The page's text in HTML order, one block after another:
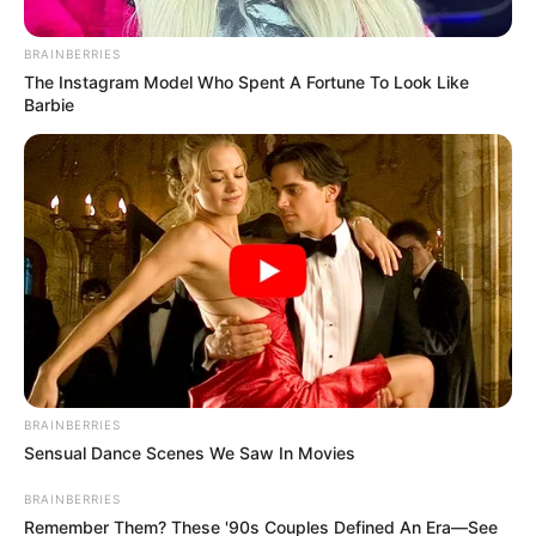
amenazas de reconocido cirujano.
Por:July Morales
Mayo 26, 2026
BRAINBERRIES
The Instagram Model Who Spent A Fortune To Look Like
Barbie
BRAINBERRIES
Sensual Dance Scenes We Saw In Movies
BRAINBERRIES
Remember Them? These '90s Couples Defined An Era—See